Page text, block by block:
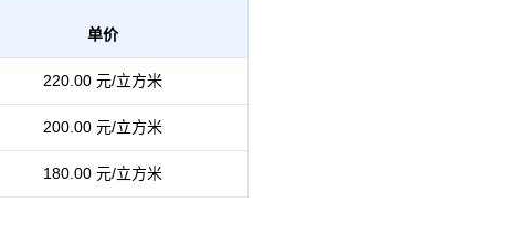
单价
220.00 元/立方米
200.00 元/立方米
180.00 元/立方米